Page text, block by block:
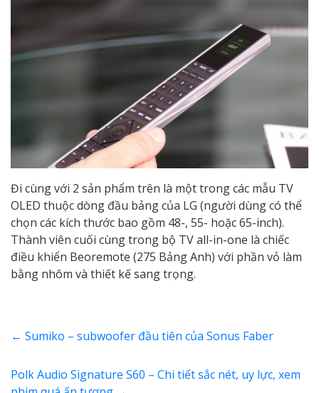
Đi cùng với 2 sản phẩm trên là một trong các mẫu TV
OLED thuộc dòng đầu bảng của LG (người dùng có thể
chọn các kích thước bao gồm 48-, 55- hoặc 65-inch).
Thành viên cuối cùng trong bộ TV all-in-one là chiếc
điều khiển Beoremote (275 Bảng Anh) với phần vỏ làm
bằng nhôm và thiết kế sang trọng.
← Sumiko – subwoofer đầu tiên của Sonus Faber
Polk Audio Signature S60 – Chi tiết sắc nét, uy lực, xem